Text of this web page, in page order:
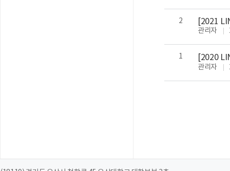
:
2 [2021
관리자
:
1 [2020
관리자